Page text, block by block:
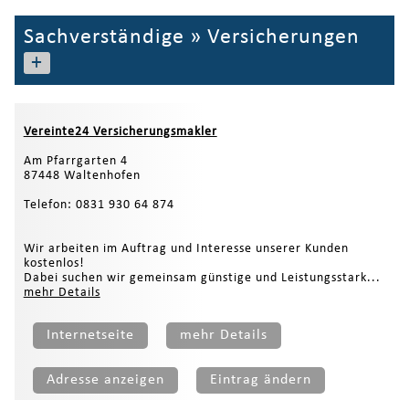
Sachverständige » Versicherungen
+
Vereinte24 Versicherungsmakler
Am Pfarrgarten 4
87448 Waltenhofen
Telefon: 0831 930 64 874
Wir arbeiten im Auftrag und Interesse unserer Kunden
kostenlos!
Dabei suchen wir gemeinsam günstige und Leistungsstark...
mehr Details
Internetseite mehr Details
Adresse anzeigen Eintrag ändern